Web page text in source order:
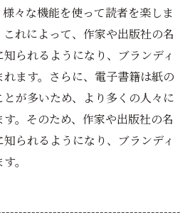
々な機能を使って読者を楽しま
れによって、作家や出版社の名
られるようになり、ブランディ
ます。さらに、電子書籍は紙の
が多いため、より多くの人々に
。そのため、作家や出版社の名
られるようになり、ブランディ
。